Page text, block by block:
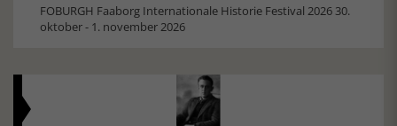
FOBURGH Faaborg Internationale Historie Festival 2026 30.
oktober - 1. november 2026